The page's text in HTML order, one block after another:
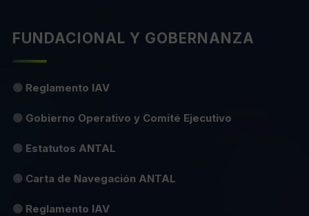
FUNDACIONAL Y GOBERNANZA
🟢 Reglamento IAV
🟢 Gobierno Operativo y Comité Ejecutivo
🟢 Estatutos ANTAL
🟢 Carta de Navegación ANTAL
🟢 Reglamento IAV